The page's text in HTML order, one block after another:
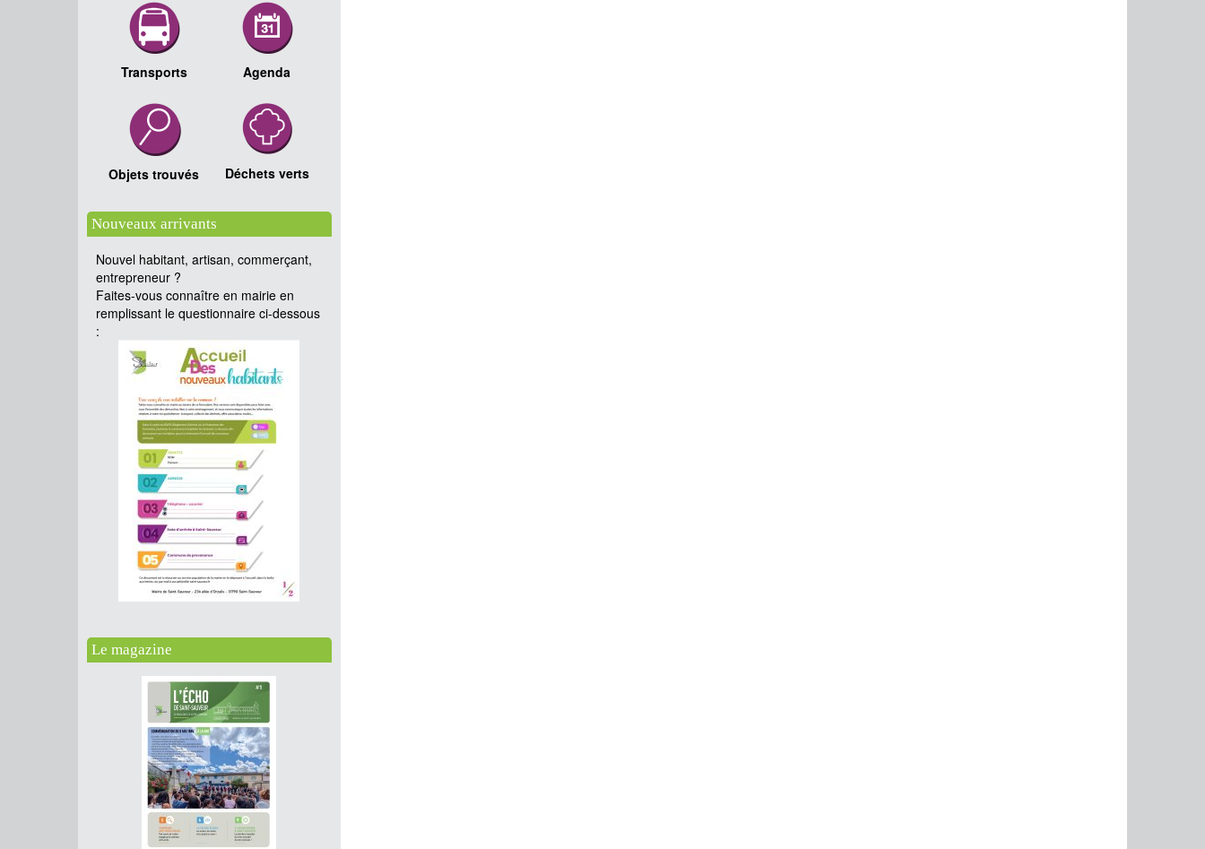
Transports Agenda
Objets trouvés Déchets verts
Nouveaux arrivants
Nouvel habitant, artisan, commerçant,
entrepreneur ?
Faites-vous connaître en mairie en
remplissant le questionnaire ci-dessous
:
Le magazine